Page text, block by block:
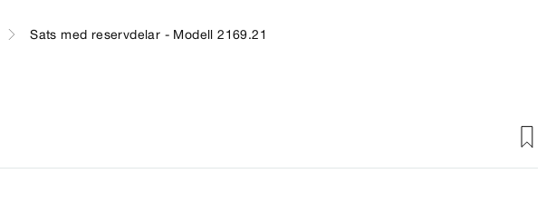
Sats med reservdelar - Modell 2169.21